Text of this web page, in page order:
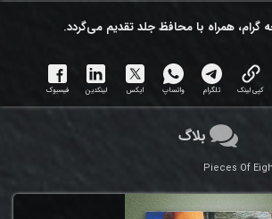
گرام، همراه با محافظ جلد تقدیم می‌گردد.
کپی لینک تلگرام واتساپ ایکس لینکدین فیسبوک
Pieces Of
بلاگ